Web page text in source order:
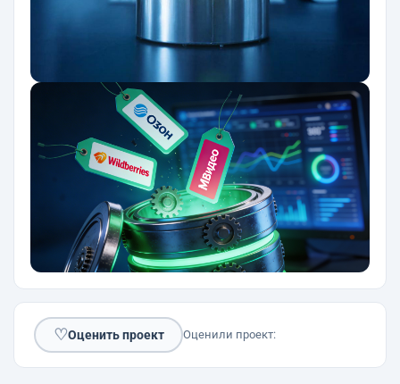
♡Оценить проект Оценили проект: